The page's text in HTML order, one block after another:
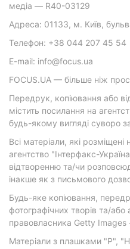
медіа — R40-03129
Адреса: 01133, м. Київ,
Телефон: +38 044 207 45 54
E-mail: info@focus.ua
FOCUS.UA — більше ніж
Передрук, копіювання або
містить посилання на
будь-якому вигляді суворо
Всі матеріали, які
агентство "Інтерфакс-
відтворенню та/чи
інакше як з письмового
Будь-яке копіювання,
фотографічних творів та/або
правовласника Getty
Матеріали з плашками "Р",